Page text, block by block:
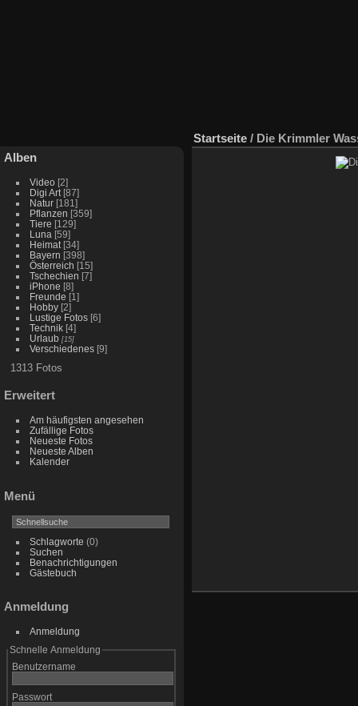
Alben
Video[2]
Digi Art[87]
Natur[181]
Pflanzen [359]
Tiere [129]
Luna [59]
Heimat[34]
Bayern [398]
Österreich [15]
Tschechien [7]
iPhone [8]
Freunde [1]
Hobby[2]
Lustige Fotos[6]
Technik[4]
Urlaub[15]
Verschiedenes[9]
1313 Fotos
Erweitert
Am häufigsten angesehen
Zufällige Fotos
Neueste Fotos
Neueste Alben
Kalender
Menü
Schlagworte (0)
Suchen
Benachrichtigungen
Gästebuch
Anmeldung
Anmeldung
Schnelle Anmeldung
Benutzername
Passwort
Startseite / Die Krimmler